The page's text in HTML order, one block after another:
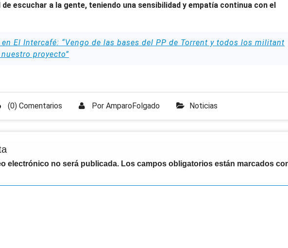
escuchar a la gente, teniendo una sensibilidad y empatía continua con el
El Intercafé: “Vengo de las bases del PP de Torrent y todos los militant
proyecto”
(0) Comentarios Por AmparoFolgado Noticias
electrónico no será publicada. Los campos obligatorios están marcados